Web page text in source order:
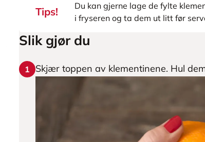
Tips!
Du kan gjerne lage de fylte
i fryseren og ta dem ut litt før
Slik gjør du
1 Skjær toppen av klementinene. Hul